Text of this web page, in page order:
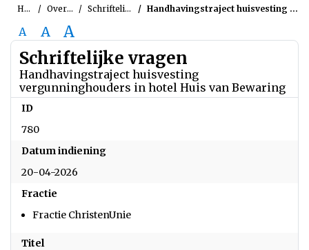
Home
Overzichten Schriftelijke vragen Handhavingstraject huisvesting vergunninghouders in hotel Huis van Bewaring
A A A
Schriftelijke vragen
Handhavingstraject huisvesting
vergunninghouders in hotel Huis van Bewaring
ID
780
Datum indiening
20-04-2026
Fractie
Fractie ChristenUnie
Titel